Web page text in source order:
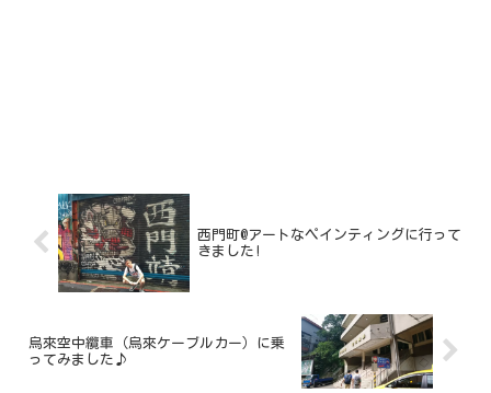
西門町@アートなペインティングに行って
きました!
烏來空中纜車（烏來ケーブルカー）に乗
ってみました♪